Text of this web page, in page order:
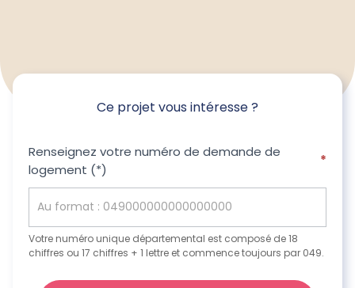
Ce projet vous intéresse ?
Ce
projet
vous
intéresse
?
Renseignez votre numéro de demande de
logement (*)
*
Votre numéro unique départemental est composé de 18
chiffres ou 17 chiffres + 1 lettre et commence toujours par 049.